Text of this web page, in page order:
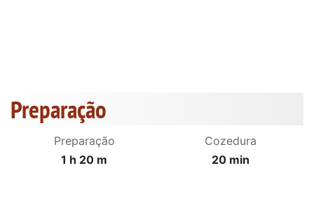
Preparação
Preparação
1 h 20 m
Cozedura
20 min